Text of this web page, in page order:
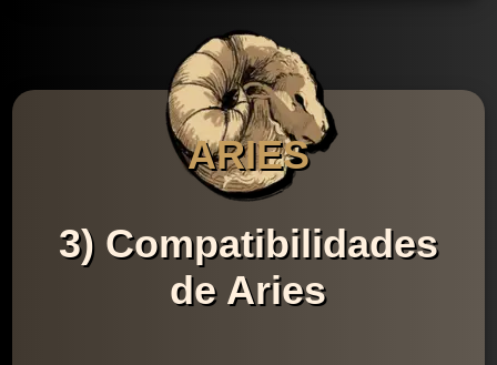
ARIES
3) Compatibilidades
de Aries